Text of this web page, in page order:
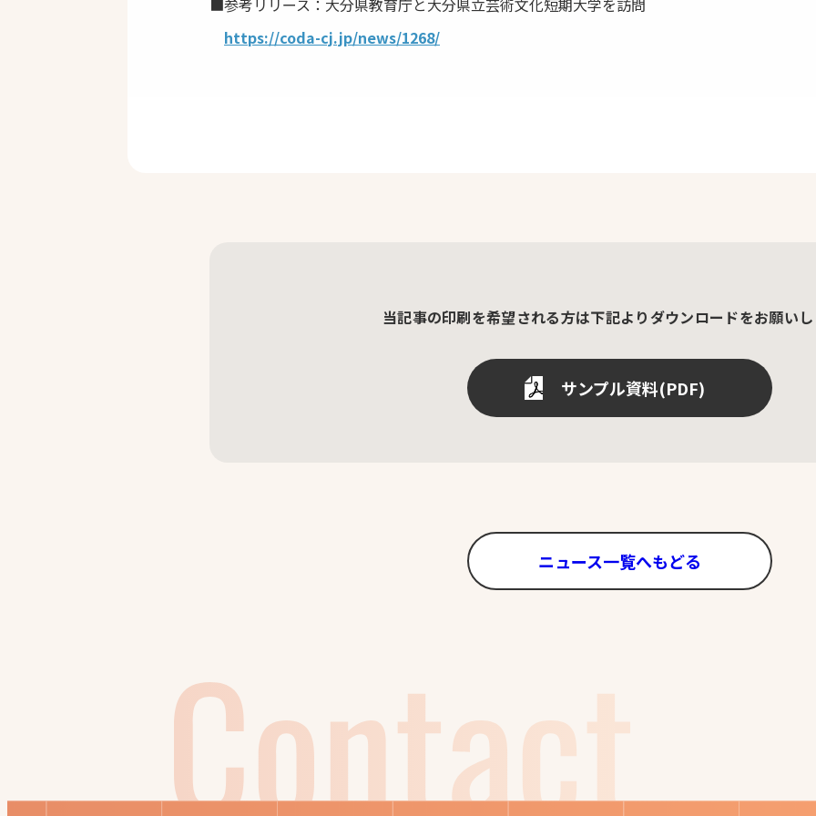
■参考リリース：大分県教育庁と大分県立芸術文化短期大学を訪問
https://coda-cj.jp/news/1268/
当記事の印刷を希望される方は下記よりダウンロードをお願い
サンプル資料(PDF)
ニュース一覧へもどる